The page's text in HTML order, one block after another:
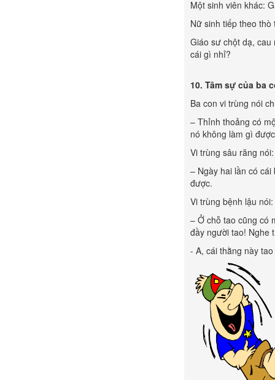
Một sinh viên khác:
Nữ sinh tiếp theo
Giáo sư chột dạ,
cái gì nhỉ?
10. Tâm sự của ba
Ba con vi trùng nói
– Thỉnh thoảng có
nó không làm gì
Vi trùng sâu răng nói:
– Ngày hai lần có
được.
Vi trùng bệnh lậu nói:
– Ở chỗ tao cũng có
đầy người tao! Nghe
- A, cái thằng này